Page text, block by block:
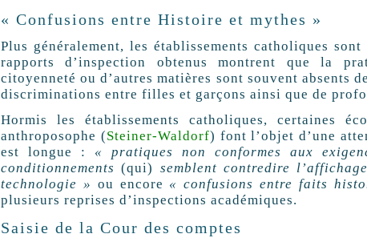
« Confusions entre Histoire et mythes »
Plus généralement, les établissements catholiques
rapports d’inspection obtenus montrent que la
citoyenneté ou d’autres matières sont souvent absents
discriminations entre filles et garçons ainsi que de
Hormis les établissements catholiques, certaines
anthroposophe (Steiner-Waldorf) font l’objet d’une
est longue : « pratiques non conformes aux
conditionnements(qui) semblent contredire l’affichage
technologie » ou encore « confusions entre faits
plusieurs reprises d’inspections académiques.
Saisie de la Cour des comptes